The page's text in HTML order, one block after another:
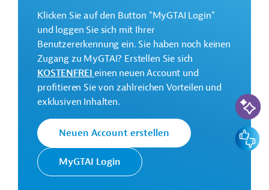
GTAI informiert über dieADB: Schwerpunkte,
Regularien und praktische Hinweise zur
Geschäftsanbahnung.
Gesamtkosten:
0,8 Millionen US-Dollar
Geberbeitrag:
0,8 Millionen US-Dollar (Zuschuss)
Kontaktadresse
Klicken Sie auf den Button "MyGTAI Login"
und loggen Sie sich mit Ihrer
Benutzererkennung ein. Sie haben noch keinen
Zugang zu MyGTAI? Erstellen Sie sich
KOSTENFREIeinen neuen Account und
profitieren Sie von zahlreichen Vorteilen und
exklusiven Inhalten.
Neuen Account erstellen
MyGTAI Login
KI-